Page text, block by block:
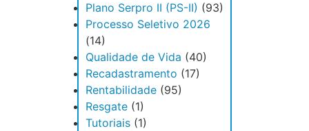
Plano Serpro II (PS-II) (93)
Processo Seletivo 2026
(14)
Qualidade de Vida (40)
Recadastramento (17)
Rentabilidade (95)
Resgate (1)
Tutoriais (1)